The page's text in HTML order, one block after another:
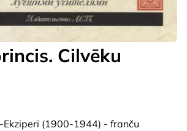
Cilvēku
(1900-1944) - franču